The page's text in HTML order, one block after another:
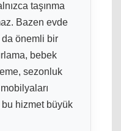
taşınma
Bazen evde
önemli bir
bebek
sezonluk
bu hizmet büyük